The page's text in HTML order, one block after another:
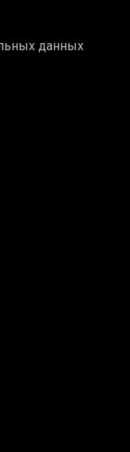
данных